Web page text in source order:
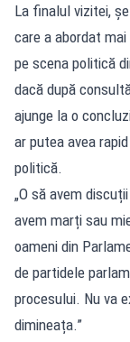
La finalul vizitei,
care a abordat
pe scena politică
dacă după
ajunge la o
ar putea avea
politică.
„O să avem
avem marți sau
oameni din
de partidele
procesului. Nu va
dimineața.”